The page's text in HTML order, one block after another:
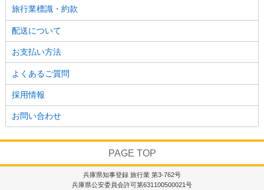
旅行業標識・約款
配送について
お支払い方法
よくあるご質問
採用情報
お問い合わせ
PAGE TOP
兵庫県知事登録 旅行業 第3-762号
兵庫県公安委員会許可第631100500021号